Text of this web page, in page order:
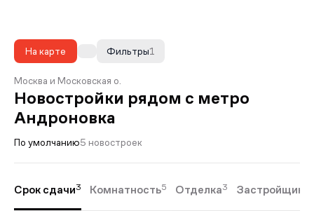
На карте 1
Фильтры
Москва и Московская о.
Новостройки рядом с метро
Андроновка
По умолчанию5 новостроек
Срок сдачи3 Комнатность5 Отделка3 Застройщики